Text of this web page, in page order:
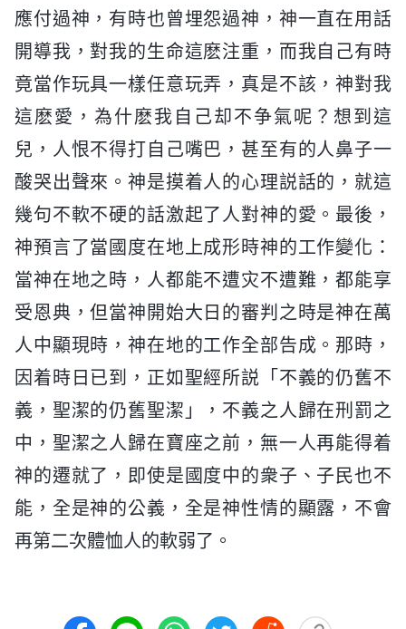
應付過神，有時也曾埋怨過神，神一直在用話
開導我，對我的生命這麽注重，而我自己有時
竟當作玩具一樣任意玩弄，真是不該，神對我
這麽愛，為什麽我自己却不争氣呢？想到這
兒，人恨不得打自己嘴巴，甚至有的人鼻子一
酸哭出聲來。神是摸着人的心理説話的，就這
幾句不軟不硬的話激起了人對神的愛。最後，
神預言了當國度在地上成形時神的工作變化：
當神在地之時，人都能不遭灾不遭難，都能享
受恩典，但當神開始大日的審判之時是神在萬
人中顯現時，神在地的工作全部告成。那時，
因着時日已到，正如聖經所説「不義的仍舊不
義，聖潔的仍舊聖潔」，不義之人歸在刑罰之
中，聖潔之人歸在寶座之前，無一人再能得着
神的遷就了，即使是國度中的衆子、子民也不
能，全是神的公義，全是神性情的顯露，不會
再第二次體恤人的軟弱了。